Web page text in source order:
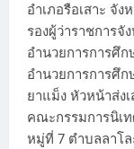
อำเภอรือเสาะ จั
รองผู้ว่าราชการ
อำนวยการการศึ
อำนวยการการศึ
ยาแม็ง หัวหน้าส่ง
คณะกรรมการนิเ
หมู่ที่ 7 ตำบลลาโล